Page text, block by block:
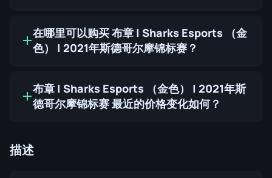
在哪里可以购买 布章 | Sharks Esports （金
色） | 2021年斯德哥尔摩锦标赛？
布章 | Sharks Esports （金色） | 2021年斯
德哥尔摩锦标赛 最近的价格变化如何？
描述